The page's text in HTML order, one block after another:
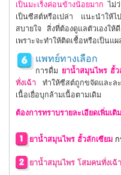
เป็นมะเร็งค่อนข้างน้อยมาก ไม่
เป็นซีสต์หรือเปล่า แนะนำให้ไ
สบายใจ สิ่งที่ต้องดูแลตัวเองให้
เพราะจะทำให้ติดเชื้อหรือเป็นแผ
แพทย์ทางเลือก
การดื่ม ยาน้ำสมุนไพร ฮั้ว
ทั่งเฉ้า ทำให้ซีสต์ถูกขจัดและละ
เนื้อเยื่อบุกล้ามเนื้อตามเดิม
ต้องการทราบรายละเอียดเพิ่มเติ
ยาน้ำสมุนไพร ฮั้วลักเซียม
ยาน้ำสมุนไพร โสมคนทั่งเฉ้า